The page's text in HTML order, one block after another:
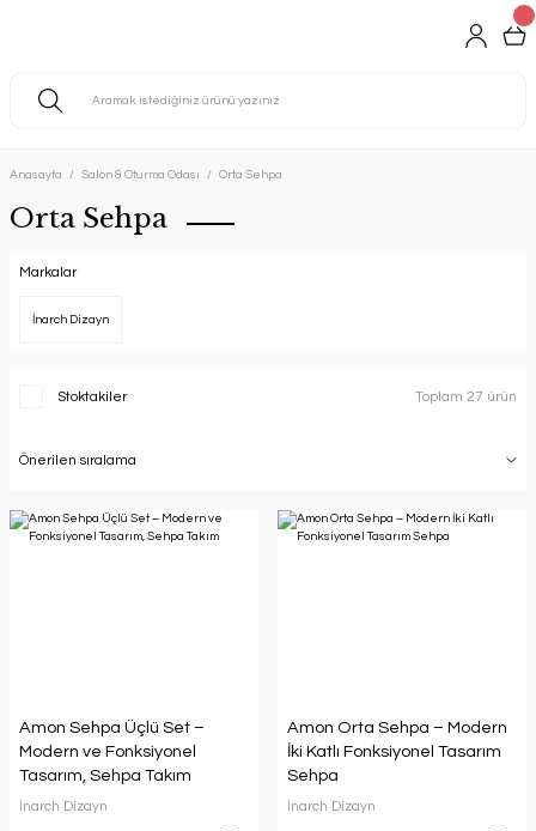
Anasayfa Salon & Oturma Odası Orta Sehpa
Orta Sehpa
Markalar
İnarch Dizayn
Stoktakiler Toplam 27 ürün
Amon Sehpa Üçlü Set –
Modern ve Fonksiyonel
Tasarım, Sehpa Takım
İnarch Dizayn
Amon Orta Sehpa – Modern
İki Katlı Fonksiyonel Tasarım
Sehpa
İnarch Dizayn